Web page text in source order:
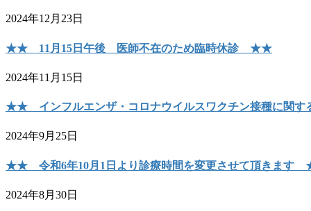
2024年12月23日
★★ 11月15日午後 医師不在のため臨時休診 ★★
2024年11月15日
★★ インフルエンザ・コロナウイルスワクチン接種に関
2024年9月25日
★★ 令和6年10月1日より診療時間を変更させて頂きま
2024年8月30日